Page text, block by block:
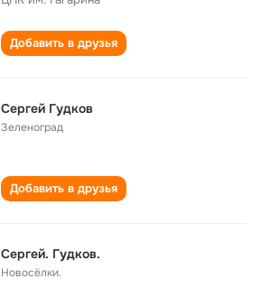
Добавить в друзья
Сергей Гудков
Зеленоград
Добавить в друзья
Сергей. Гудков.
Новосёлки.